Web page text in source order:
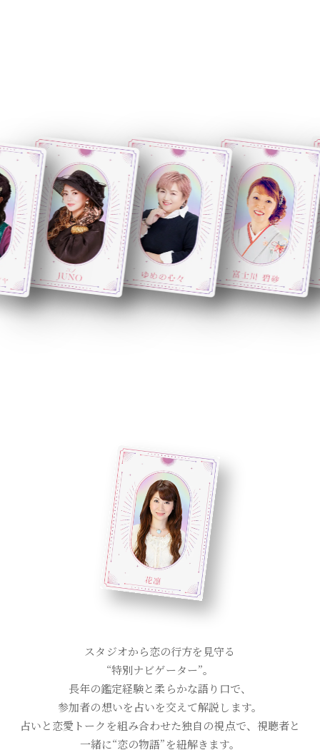
スタジオから恋の行方を見守る
“特別ナビゲーター”。
長年の鑑定経験と柔らかな語り口で、
参加者の想いを占いを交えて解説します。
占いと恋愛トークを組み合わせた独自の視点で、視聴者と
一緒に“恋の物語”を紐解きます。